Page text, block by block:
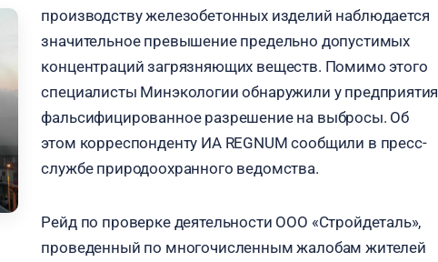
производству железобетонных изделий наблюдается
значительное превышение предельно допустимых
концентраций загрязняющих веществ. Помимо этого
специалисты Минэкологии обнаружили у предприятия
фальсифицированное разрешение на выбросы. Об
этом корреспонденту ИА REGNUM сообщили в пресс-
службе природоохранного ведомства.
Рейд по проверке деятельности ООО «Стройдеталь»,
проведенный по многочисленным жалобам жителей